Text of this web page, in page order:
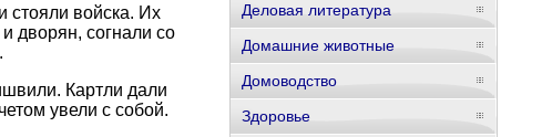
стояли войска. Их
дворян, согнали со
Картли дали
увели с собой.
Деловая литература
Домашние животные
Домоводство
Здоровье